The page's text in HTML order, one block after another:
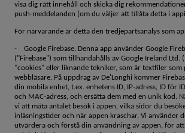
visa dig rätt innehåll och skicka dig
push-meddelanden (om du väljer att tillåta detta i
För närvarande är detta den tredjepartsanalys som
- Google Firebase. Denna app använder Google
("Firebase") som tillhandahålls av Google Ireland Ltd.
"cookies" eller liknande tekniker, som är textfiler som
webbläsare. På uppdrag av De'Longhi kommer
din mobila enhet, t.ex. enhetens ID, IP-adress, ID för
och MAC-adress, och ersätta dem med en unik kod.
vi att mäta antalet besök i appen, vilka sidor du
inläsningstider och när appen kraschar. Vi använder
utvärdera och förstå din användning av appen, för